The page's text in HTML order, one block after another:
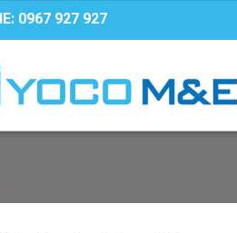
0967 927 927